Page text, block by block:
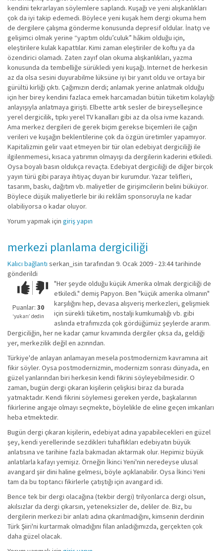
kendini tekrarlayan söylemlere saplandı. Kuşağı ve yeni alışkanlıkları
çok da iyi takip edemedi. Böylece yeni kuşak hem dergi okuma hem
de dergilere çalışma gönderme konusunda depresif oldular. İnatçı ve
gelişimci olmak yerine “yaptım oldu’culuk” hâkim olduğu için,
eleştirilere kulak kapattılar. Kimi zaman eleştiriler de koftu ya da
özendirici olamadı. Zaten zayıf olan okuma alışkanlıkları, yazma
konusunda da tembelliğe sürükledi yeni kuşağı. Internet de herkesin
az da olsa sesini duyurabilme lüksüne iyi bir yanıt oldu ve ortaya bir
gürültü kirliği çıktı. Çağımızın derdi; anlamak yerine anlatmak olduğu
için her birey kendini fazlaca emek harcamadan bütün tüketim kolaylığı
anlayışıyla anlatmaya girişti. Elbette artık sesler de bireyselleşince
yerel dergicilik, tıpkı yerel TV kanalları gibi az da olsa ivme kazandı.
Ama merkez dergileri de gerek biçim gerekse biçemleri ile çağın
verileri ve kuşağın beklentilerine çok da özgün üretimler yapamıyor.
Kapitalizmin gelir vaat etmeyen bir tür olan edebiyat dergiciliği ile
ilgilenmemesi, kısaca yatırımın olmayışı da dergilerin kaderini etkiledi.
Oysa boyalı basın oldukça revaçta. Edebiyat dergiciliği de diğer birçok
yayın türü gibi paraya ihtiyaç duyan bir kurumdur. Yazar telifleri,
tasarım, baskı, dağıtım vb. maliyetler de girişimcilerin belini büküyor.
Böylece düşük maliyetlerle bir iki reklâm sponsoruyla ne kadar
olabiliyorsa o kadar oluyor.
Yorum yapmak için giriş yapın
merkezi planlama dergiciliği
Kalıcı bağlantı serkan_isin tarafından 9. Ocak 2009 - 23:44 tarihinde
gönderildi
Çok iyi!O
kadar
iyi
değil!
Puanlar: 30
‘yukarı’ dedin
"Her şeyde olduğu küçük Amerika olmak dergiciliği de
etkiledi." demiş Papyon. Ben "küçük amerika olmanın"
karşılığını hep, devasa alışveriş merkezleri, gelişmiek
için sürekli tüketim, nostalji kumkumalığı vb. gibi
aslında etrafımızda çok gördüğümüz şeylerde ararım.
Dergiciliğin, her ne kadar çamur kıvamında dergiler çıksa da, geldiği
yer, merkezilik değil en azınndan.
Türkiye'de anlayan anlamayan mesela postmodernizm kavramına ait
fikir söyler. Oysa postmodernizmin, modernizm sonrası dünyada, en
güzel yanlarından biri herkesin kendi fikrini söyleyebilmesidir. O
zaman, bugün dergi çıkaran kişilerin çelişkisi biraz da burada
yatmaktadır. Kendi fikrini söylemesi gereken yerde, başkalarının
fikirlerine angaje olmayı seçmekte, böylelikle de eline geçen imkanları
heba etmektedir.
Bugün dergi çıkaran kişilerin, edebiyat adına yapabilecekleri en güzel
şey, kendi yerellerinde sezdikleri tuhaflıkları edebiyatın büyük
anlatısına ve tarihine fazla bakmadan aktarmak olur. Hepimiz büyük
anlatılarla kafayı yemişiz. Örneğin İkinci Yeni'nin neredeyse ulusal
avangard şiir dini haline gelmesi, böyle açıklanabilir. Oysa İkinci Yeni
tam da bu toptancı fikirlerle çatıştığı için avangard idi.
Bence tek bir dergi olacağına (tekbir dergi) trilyonlarca dergi olsun,
akılsızlar da dergi çıkarsın, yeteneksizler de, deliler de. Biz, bu
dergilerin merkezi bir anlatı adına çıkarılmadığını, kimsenin derdinin
Türk Şiiri'ni kurtarmak olmadığını filan anladığımızda, gerçekten çok
daha güzel olacak.